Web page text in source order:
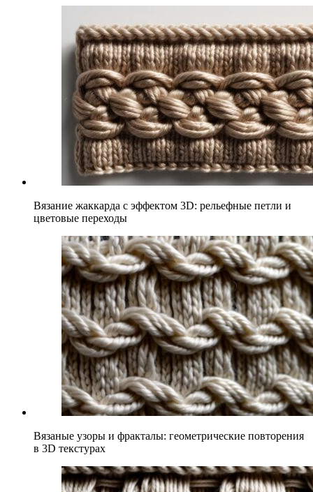
Вязание жаккарда с эффектом 3D: рельефные петли и
цветовые переходы
Вязаные узоры и фракталы: геометрические повторения
в 3D текстурах